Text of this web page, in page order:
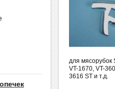
для мясорубок
VT-1670, VT-
3616 ST и т.д.